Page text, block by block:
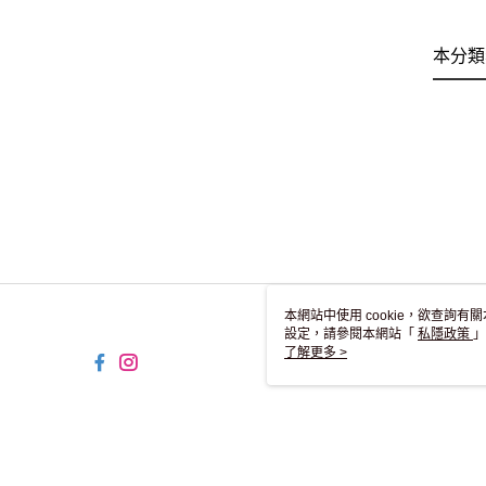
本分
本網站中使用 cookie，欲查詢有
設定，請參閱本網站「 私隱政策
用 cookie。
了解更多 >